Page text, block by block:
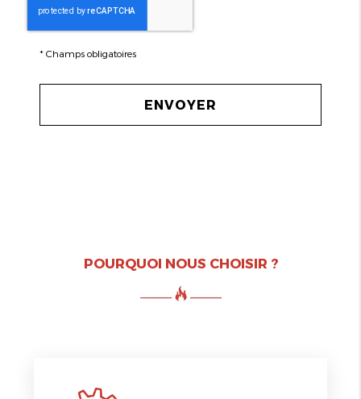
*Champs obligatoires
POURQUOI NOUS CHOISIR ?